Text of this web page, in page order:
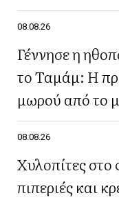
08.08.26
Γέννησε η
το Ταμάμ: Η
μωρού από το
08.08.26
Χυλοπίτες
πιπεριές και